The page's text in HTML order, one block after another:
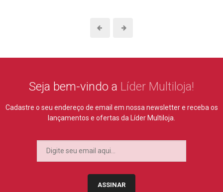
Seja bem-vindo a Líder Multiloja!
Cadastre o seu endereço de email em nossa newsletter e receba os
lançamentos e ofertas da Líder Multiloja.
ASSINAR